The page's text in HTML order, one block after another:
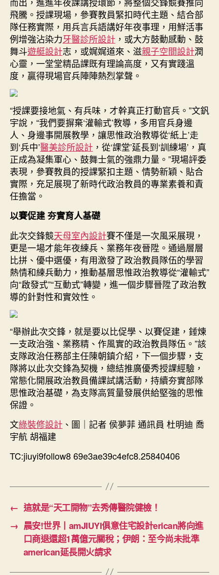
飛騰。授課現場，參賽教員緊扣時代主題、結合部
隊任務實際，用兵言兵語講好年夜事理，用鮮活事
例增強沾染力牙醫診所設計 ，或大方鼓動感動、鼓
舞斗遊艇設計志，或娓娓道來、滋親子空間設計潤
心靈，一堂堂精品課既有理論高度，又有實踐溫
度，贏得現場官兵陣陣熱烈掌聲。
“授課要接地氣、有兵味，才幹真正打動官兵。”文釩
宇說，“我們要摒棄‘灌輸式’教導，多用官兵身邊
人、身邊事開展教學，讓思惟政治教導從‘紙上’走
到‘兵中’醫美診所設計 ，從‘課堂’延長到‘訓練場’，真
正成為凝集軍心、鼓舞士氣的強鼎力量。”現場評委
表現，參賽教員的授課緊扣主題、情勢新穎、貼合
實際，充足展現了新時代政治教員的專業素養和責
任擔當。
以賽促建 夯實育人基礎
此次交鋒競天母室內設計賽不僅是一次風采展現，
更是一場才能年夜練兵、業務年夜晉陞。通過層層
比拼、優中選優，有用激發了政治教員隊伍的學習
熱情和練兵動力，推動基層思惟政治教導從“灌輸式”
向“啟發式”“互動式”轉變，進一個步驟晉陞了政治教
導的針對性和實效性。
“舉辦此次交鋒，就是要以比促學、以賽促建，錘煉
一支政治強、業務精、作風實的政治教員隊伍。”該
支隊政治任務部主任陳朝鎮介紹，下一個步驟，支
隊將以此次交鋒為契機，總結推廣優秀授課經驗，
常態化開展政治教員備課試講活動，持續夯實部隊
思惟政治基礎，為支隊高質量發展供給堅強的思惟
保證。
文綠裝修設計 、圖｜記者 侯夢菲 通訊員 杜明迪 喬
宇航 胡福建
TC:jiuyi9follow8 69e3ae39c4efc8.25840406
← 這就是“天工開物”去秀傳醫院健檢！
→ 晨安!世界丨amJIUYI俱意住宅設計erican將向進
口商退還超1萬億元關稅；伊朗：至今尚未批準
american延長開火請求